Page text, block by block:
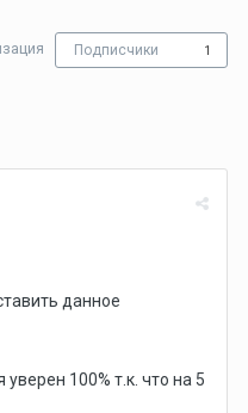
Подписчики 1
данное
100% т.к. что на 5